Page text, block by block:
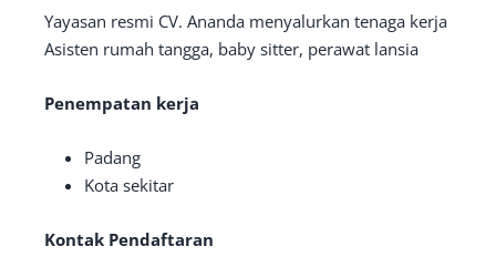
Yayasan resmi CV. Ananda menyalurkan tenaga kerja
Asisten rumah tangga, baby sitter, perawat lansia
Penempatan kerja
Padang
Kota sekitar
Kontak Pendaftaran